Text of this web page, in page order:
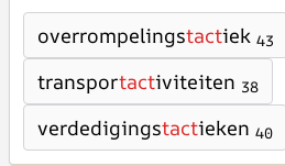
overrompelingstactiek 43
transportactiviteiten 38
verdedigingstactieken 40